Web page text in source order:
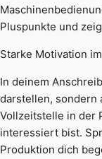
Pluspunkte und
Starke Motivation
In deinem
darstellen, sondern
Vollzeitstelle in der
interessiert bist.
Produktion dich